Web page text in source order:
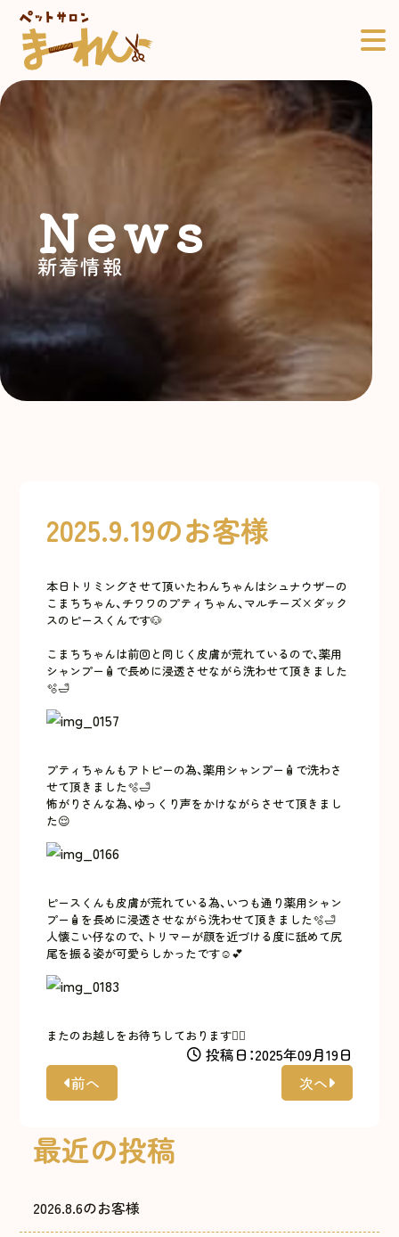
新着情報
News
2025.9.19のお客様
本日トリミングさせて頂いたわんちゃんはシュナウザーの
こまちちゃん、チワワのプティちゃん、マルチーズ×ダック
スのピースくんです🐶
こまちちゃんは前回と同じく皮膚が荒れているので、薬用
シャンプー🧴で長めに浸透させながら洗わせて頂きました
🫧🛁
プティちゃんもアトピーの為、薬用シャンプー🧴で洗わさ
せて頂きました🫧🛁
怖がりさんな為、ゆっくり声をかけながらさせて頂きまし
た😌
ピースくんも皮膚が荒れている為、いつも通り薬用シャン
プー🧴を長めに浸透させながら洗わせて頂きました🫧🛁
人懐こい仔なので、トリマーが顔を近づける度に舐めて尻
尾を振る姿が可愛らしかったです☺️💕
またのお越しをお待ちしております🙇‍♀️
投稿日：2025年09月19日
前へ
次へ
最近の投稿
2026.8.6のお客様